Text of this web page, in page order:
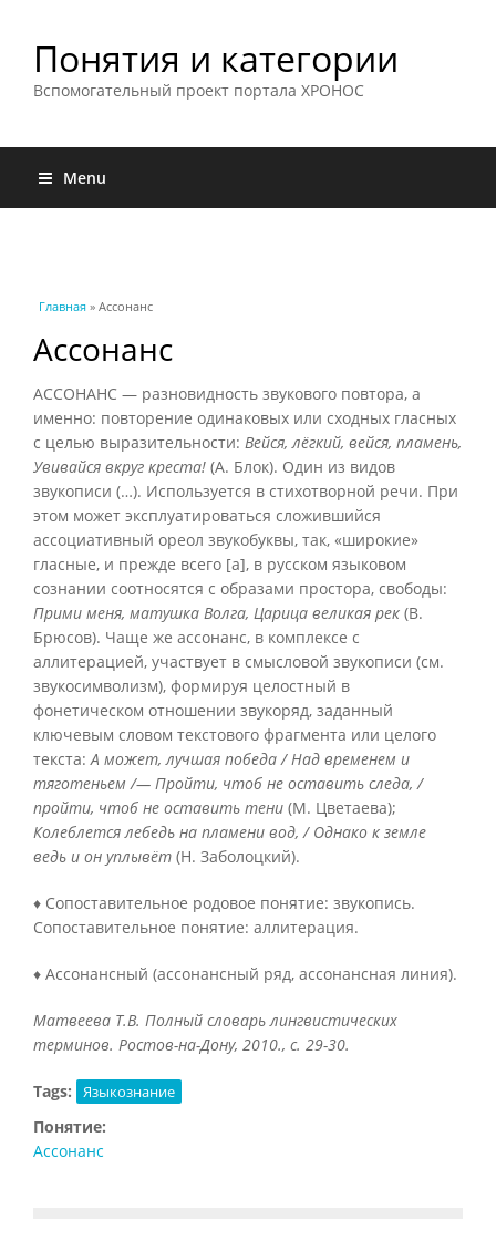
Понятия и категории
Вспомогательный проект портала ХРОНОС
Menu
Вы здесь
Главная » Ассонанс
Ассонанс
АССОНАНС — разновидность звукового повтора, а
именно: повторение одинаковых или сходных гласных
с целью выразительности: Вейся, лёгкий, вейся, пламень,
Увивайся вкруг креста! (А. Блок). Один из видов
звукописи (…). Используется в стихотворной речи. При
этом может эксплуатироваться сложившийся
ассоциативный ореол звукобуквы, так, «широкие»
гласные, и прежде всего [а], в русском языковом
сознании соотносятся с образами простора, свободы:
Прими меня, матушка Волга, Царица великая рек (В.
Брюсов). Чаще же ассонанс, в комплексе с
аллитерацией, участвует в смысловой звукописи (см.
звукосимволизм), формируя целостный в
фонетическом отношении звукоряд, заданный
ключевым словом текстового фрагмента или целого
текста: А может, лучшая победа / Над временем и
тяготеньем /— Пройти, чтоб не оставить следа, /
пройти, чтоб не оставить тени (М. Цветаева);
Колеблется лебедь на пламени вод, / Однако к земле
ведь и он уплывёт (Н. Заболоцкий).
♦ Сопоставительное родовое понятие: звукопись.
Сопоставительное понятие: аллитерация.
♦ Ассонансный (ассонансный ряд, ассонансная линия).
Матвеева Т.В. Полный словарь лингвистических
терминов. Ростов-на-Дону, 2010., с. 29-30.
Tags: Языкознание
Понятие:
Ассонанс